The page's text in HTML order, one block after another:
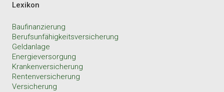
Lexikon
Baufinanzierung
Berufsunfähigkeitsversicherung
Geldanlage
Energieversorgung
Krankenversicherung
Rentenversicherung
Versicherung